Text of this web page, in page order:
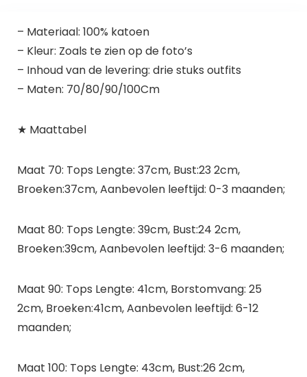
– Materiaal: 100% katoen
– Kleur: Zoals te zien op de foto’s
– Inhoud van de levering: drie stuks outfits
– Maten: 70/80/90/100Cm
★ Maattabel
Maat 70: Tops Lengte: 37cm, Bust:23 2cm,
Broeken:37cm, Aanbevolen leeftijd: 0-3 maanden;
Maat 80: Tops Lengte: 39cm, Bust:24 2cm,
Broeken:39cm, Aanbevolen leeftijd: 3-6 maanden;
Maat 90: Tops Lengte: 41cm, Borstomvang: 25
2cm, Broeken:41cm, Aanbevolen leeftijd: 6-12
maanden;
Maat 100: Tops Lengte: 43cm, Bust:26 2cm,